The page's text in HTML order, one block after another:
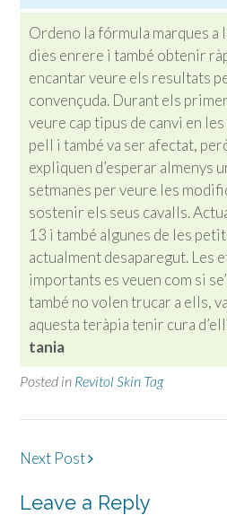
Ordeno la fórmula marques a
dies enrere i també obtenir
encantar veure els resultats
convençuda. Durant els
veure cap tipus de canvi en
pell i també va ser afectat,
expliquen d’esperar almenys
setmanes per veure les
sostenir els seus cavalls.
13 i també algunes de les
actualment desaparegut. Les
importants es veuen com si
també no volen trucar a ells,
aquesta teràpia tenir cura
tania
Posted in Revitol Skin Tag
Post
Next Post
Leave a Reply